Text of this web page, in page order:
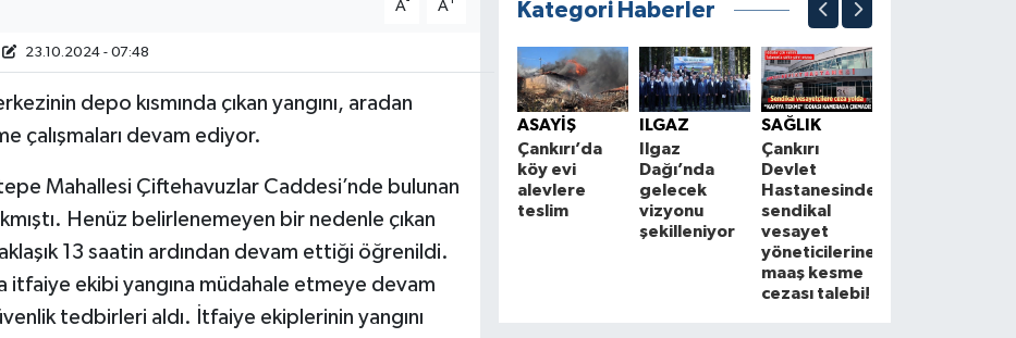
A A
23.10.2024 - 07:48
depo kısmında çıkan yangını, aradan
çalışmaları devam ediyor.
Mahallesi Çiftehavuzlar Caddesi’nde bulunan
Henüz belirlenemeyen bir nedenle çıkan
13 saatin ardından devam ettiği öğrenildi.
itfaiye ekibi yangına müdahale etmeye devam
tedbirleri aldı. İtfaiye ekiplerinin yangını
Kategori Haberler
ASAYİŞ
Çankırı’da
köy evi
alevlere
teslim
ILGAZ
Ilgaz
Dağı’nda
gelecek
vizyonu
şekilleniyor
SAĞLIK
Çankırı
Devlet
Hastanesinde
sendikal
vesayet
yöneticilerine
maaş kesme
cezası talebi!